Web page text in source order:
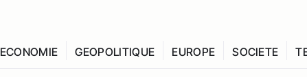
ECONOMIE GEOPOLITIQUE EUROPE SOCIETE